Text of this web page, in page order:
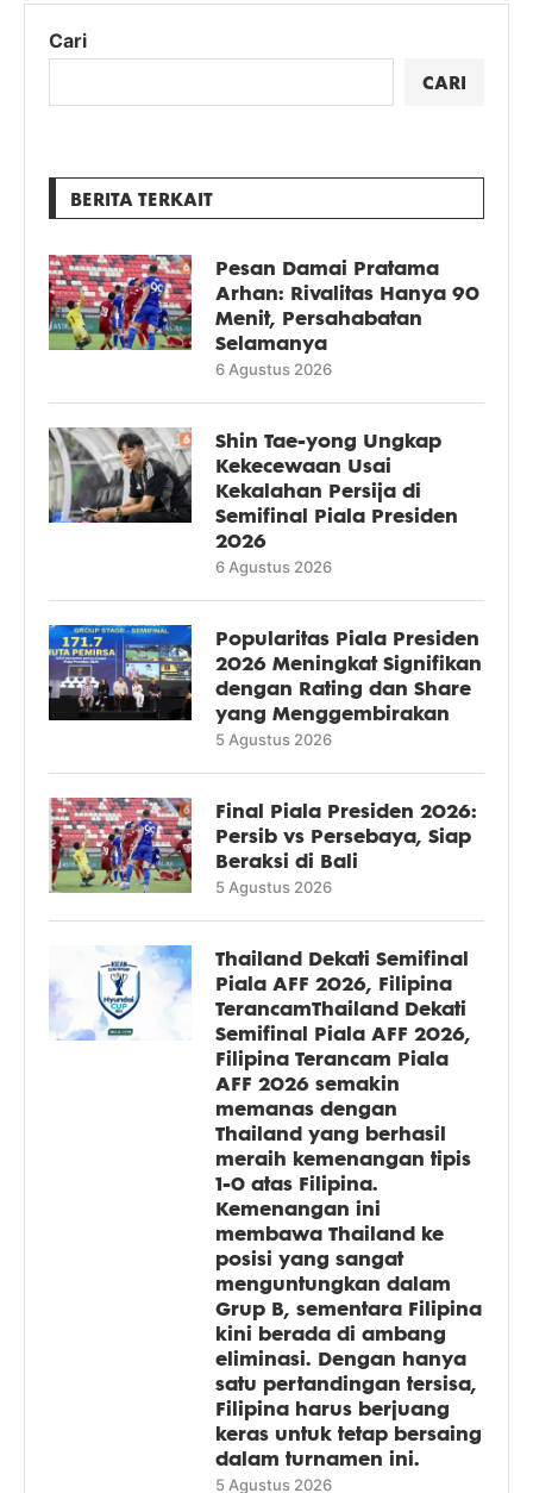
Cari
CARI
BERITA TERKAIT
Pesan Damai Pratama
Arhan: Rivalitas Hanya 90
Menit, Persahabatan
Selamanya
6 Agustus 2026
Shin Tae-yong Ungkap
Kekecewaan Usai
Kekalahan Persija di
Semifinal Piala Presiden
2026
6 Agustus 2026
Popularitas Piala Presiden
2026 Meningkat Signifikan
dengan Rating dan Share
yang Menggembirakan
5 Agustus 2026
Final Piala Presiden 2026:
Persib vs Persebaya, Siap
Beraksi di Bali
5 Agustus 2026
Thailand Dekati Semifinal
Piala AFF 2026, Filipina
TerancamThailand Dekati
Semifinal Piala AFF 2026,
Filipina Terancam Piala
AFF 2026 semakin
memanas dengan
Thailand yang berhasil
meraih kemenangan tipis
1-0 atas Filipina.
Kemenangan ini
membawa Thailand ke
posisi yang sangat
menguntungkan dalam
Grup B, sementara Filipina
kini berada di ambang
eliminasi. Dengan hanya
satu pertandingan tersisa,
Filipina harus berjuang
keras untuk tetap bersaing
dalam turnamen ini.
5 Agustus 2026